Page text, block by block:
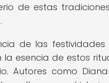
de estas
de las
esencia de estos
Autores como